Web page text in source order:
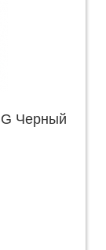
Черный